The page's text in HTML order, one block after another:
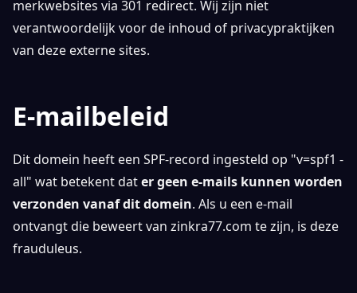
merkwebsites via 301 redirect. Wij zijn niet
verantwoordelijk voor de inhoud of privacypraktijken
van deze externe sites.
E-mailbeleid
Dit domein heeft een SPF-record ingesteld op "v=spf1 -
all" wat betekent dater geen e-mails kunnen worden
verzonden vanaf dit domein. Als u een e-mail
ontvangt die beweert van zinkra77.com te zijn, is deze
frauduleus.